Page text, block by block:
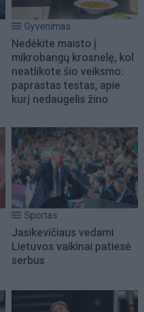
Gyvenimas
Nedėkite maisto į
mikrobangų krosnelę, kol
neatlikote šio veiksmo:
paprastas testas, apie
kurį nedaugelis žino
Sportas
Jasikevičiaus vedami
Lietuvos vaikinai patiesė
serbus